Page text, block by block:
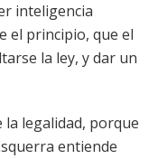
inteligencia
el principio, que el
la ley, y dar un
la legalidad, porque
entiende